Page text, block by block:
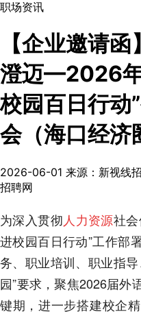
职场资讯
【企业邀请
澄迈—2026年
校园百日行动
会（海口经济
2026-06-01 来源：新视线
招聘网
为深入贯彻人力资源社
进校园百日行动”工作部
务、职业培训、职业指
园”要求，聚焦2026届外
键期，进一步搭建校企